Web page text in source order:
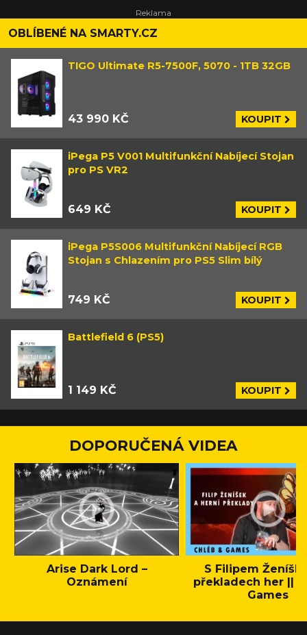
OBLÍBENÉ NA SMARTY.CZ
TIGO Ultimate R5-7500F, 5070 - 1TB 32GB
43 990 KČ KOUPIT
iPega P5 V001 Multifunkční Nabíjecí Stojan
pro PS VR2
649 KČ KOUPIT
iPega P5S006 Multifunkční Nabíjecí RGB
Stojan s Chlazením pro PS5 Slim bílý
749 KČ KOUPIT
Battlefield 6 (PS5)
1 149 KČ KOUPIT
DOPORUČENÁ VIDEA
Arise Dark Lord –
Oznámení
S Filipem
překladech her ||
Games